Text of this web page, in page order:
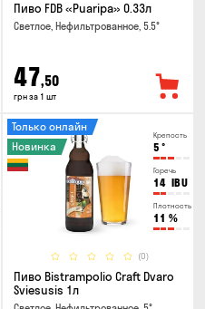
Пиво FDB «Puaripa» 0.33л
Светлое, Нефильтрованное, 5.5°
47,50
грн за 1 шт
Крепость
5 °
Горечь
14 IBU
Плотность
11 %
(0)
Только онлайн
Новинка
Пиво Bistrampolio Craft Dvaro
Sviesusis 1л